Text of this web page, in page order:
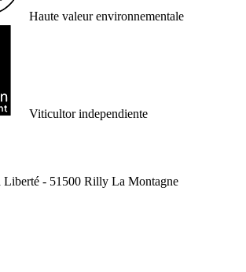
Haute valeur environnementale
Viticultor independiente
Liberté - 51500 Rilly La Montagne